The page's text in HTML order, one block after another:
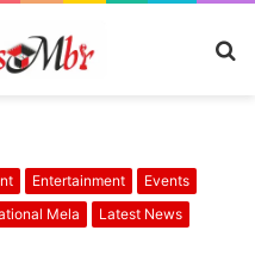
Entertainment
Events
Mela
Latest News